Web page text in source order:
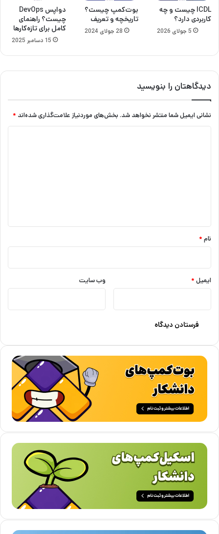
ICDL چیست و چه
کاربردی دارد؟
5 جولای 2026
بوت‌کمپ چیست؟
تاریخچه و تعریف
28 جولای 2024
دواپس DevOps
چیست؟ راهنمای
کامل برای تازه‌کارها
15 دسامبر 2025
دیدگاهتان را بنویسید
نشانی ایمیل شما منتشر نخواهد شد. بخش‌های موردنیاز علامت‌گذاری شده‌اند *
نام *
ایمیل * وب‌ سایت